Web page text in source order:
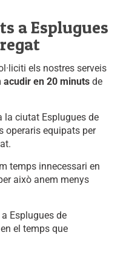
a Esplugues
els nostres serveis
acudir en 20 minutsde
la ciutat Esplugues de
operaris equipats per
temps innecessari en
això anem menys
Esplugues de
el temps que